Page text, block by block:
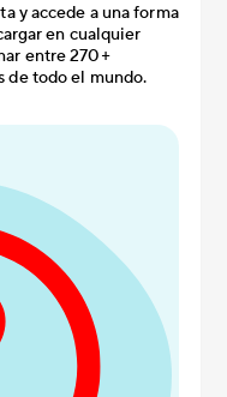
y accede a una forma
en cualquier
entre 270+
de todo el mundo.